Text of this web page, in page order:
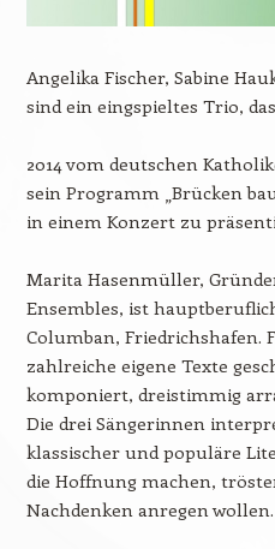
Angelika Fischer, Sabine
sind ein eingspieltes Trio, das
2014 vom deutschen
sein Programm „Brücken
in einem Konzert zu
Marita Hasenmüller,
Ensembles, ist
Columban, Friedrichshafen.
zahlreiche eigene Texte
komponiert, dreistimmig
Die drei Sängerinnen
klassischer und populäre
die Hoffnung machen,
Nachdenken anregen wollen.